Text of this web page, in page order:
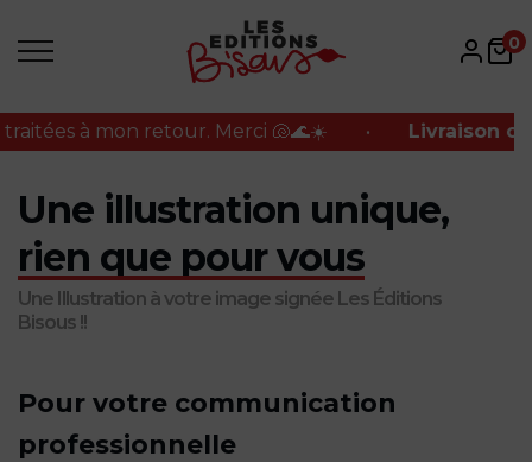
à mon retour. Merci 🐚🌊☀️
à mon retour. Merci 🐚🌊☀️ Livraison
0
Une illustration unique,
rien que pour vous
Une Illustration à votre image signée Les Éditions
Bisous !!
Pour votre communication
professionnelle